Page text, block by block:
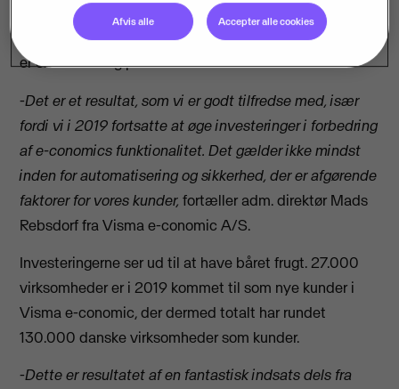
18 % i forhold til 2018, hvor omsætningen landede på
312 mio. kr. Bundlinjen landede på 149 mio. kr., hvilket
er en forbedring på 18 % i forhold til 2018.
-Det er et resultat, som vi er godt tilfredse med, især
fordi vi i 2019 fortsatte at øge investeringer i forbedring
af e-conomics funktionalitet. Det gælder ikke mindst
inden for automatisering og sikkerhed, der er afgørende
faktorer for vores kunder,fortæller adm. direktør Mads
Rebsdorf fra Visma e-conomic A/S.
Investeringerne ser ud til at have båret frugt. 27.000
virksomheder er i 2019 kommet til som nye kunder i
Visma e-conomic, der dermed totalt har rundet
130.000 danske virksomheder som kunder.
-Dette er resultatet af en fantastisk indsats dels fra
Afvis alle Accepter alle cookies